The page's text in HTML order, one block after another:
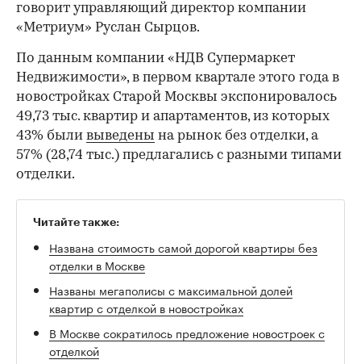
говорит управляющий директор компании
«Метриум» Руслан Сырцов.
По данным компании «НДВ Супермаркет
Недвижимости», в первом квартале этого года в
новостройках Старой Москвы экспонировалось
49,73 тыс. квартир и апартаментов, из которых
43% были выведены на рынок без отделки, а
57% (28,74 тыс.) предлагались с разными типами
отделки.
Читайте также:
Названа стоимость самой дорогой квартиры без
отделки в Москве
Названы мегаполисы с максимальной долей
квартир с отделкой в новостройках
В Москве сократилось предложение новостроек с
отделкой